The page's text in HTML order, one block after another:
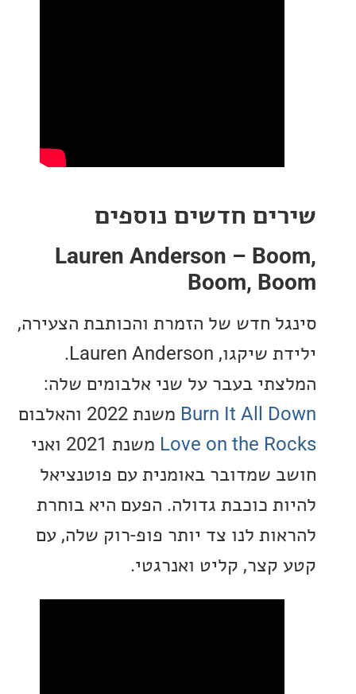
חדשים נוספים
Lauren Anderson –
Boom,
חדש של הזמרת והכותבת הצעירה,
ילידת שיקגו, Lauren Anderson.
בעבר על שני אלבומים שלה:
Burn It Allמשנת 2022 והאלבום
Love on the
משנת 2021 ואני
שמדובר באומנית עם פוטנציאל
כוכבת גדולה. הפעם היא בוחרת
לנו צד יותר פופ-רוק שלה, עם
קליט ואנרגטי.